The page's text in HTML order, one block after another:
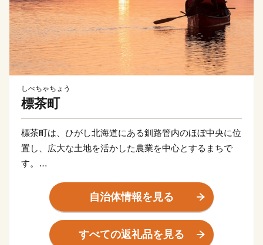
しべちゃちょう
標茶町
標茶町は、ひがし北海道にある釧路管内のほぼ中央に位
置し、広大な土地を活かした農業を中心とするまちで
す。
森国定公園の大自然に囲まれており、貴重な動植物の生
息地となっています。日本有数の敷地面積を誇る「標茶
町育成牧場」内の多和平展望台からは、360°の地平線が
見渡せ、また、町内には多数の温泉施設が点在しており
自治体情報を見る
すべての返礼品を見る